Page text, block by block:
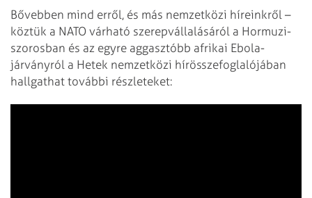
Bővebben mind erről, és más nemzetközi híreinkről –
köztük a NATO várható szerepvállalásáról a Hormuzi-
szorosban és az egyre aggasztóbb afrikai Ebola-
járványról a Hetek nemzetközi hírösszefoglalójában
hallgathat további részleteket: